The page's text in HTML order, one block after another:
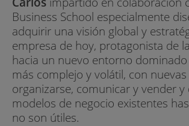
Business School especialmente
adquirir una visión global y
empresa de hoy, protagonista de
hacia un nuevo entorno
más complejo y volátil, con
organizarse, comunicar y vender
modelos de negocio existentes
no son útiles.